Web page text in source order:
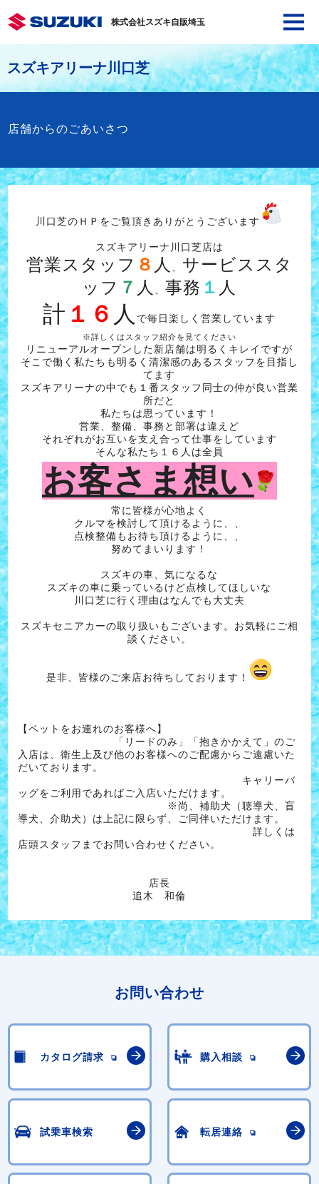
株式会社スズキ自販埼玉
スズキアリーナ川口芝
店舗からのごあいさつ
川口芝のＨＰをご覧頂きありがとうございます
スズキアリーナ川口芝店は
営業スタッフ ８ 人 、 サービススタ
ッフ ７ 人 、事務 １ 人
計 １６ 人 で毎日楽しく営業しています
※詳しくはスタッフ紹介を見てください
リニューアルオープンした新店舗は明るくキレイですが
そこで働く私たちも明るく清潔感のあるスタッフを目指し
てます
スズキアリーナの中でも１番スタッフ同士の仲が良い営業
所だと
私たちは思っています！
営業、整備、事務と部署は違えど
それぞれがお互いを支え合って仕事をしています
そんな私たち１６人は全員
お客さま想い
常に皆様が心地よく
クルマを検討して頂けるように、、
点検整備もお待ち頂けるように、、
努めてまいります！
スズキの車、気になるな
スズキの車に乗っているけど点検してほしいな
川口芝に行く理由はなんでも大丈夫
スズキセニアカーの取り扱いもございます。お気軽にご相
談ください。
是非、皆様のご来店お待ちしております！
【ペットをお連れのお客様へ】
「リードのみ」「抱きかかえて」のご
入店は、衛生上及び他のお客様へのご配慮からご遠慮いた
だいております。
キャリーバ
ッグをご利用であればご入店いただけます。
※尚、補助犬（聴導犬、盲
導犬、介助犬）は上記に限らず、ご同伴いただけます。
詳しくは
店頭スタッフまでお問い合わせください。
店長
追木 和倫
お問い合わせ
カタログ請求 購入相談
試乗車検索 転居連絡